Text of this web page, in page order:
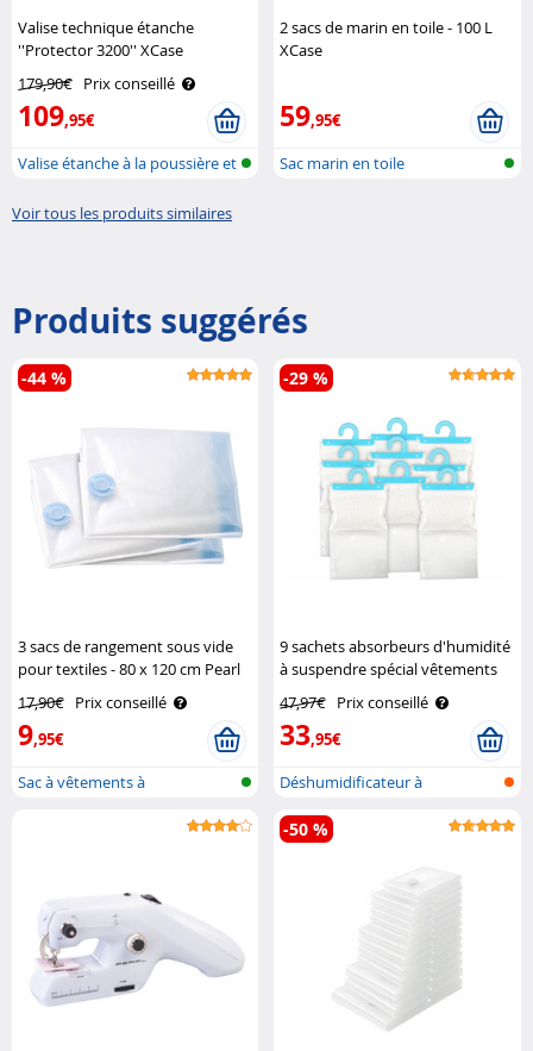
Valise technique étanche
''Protector 3200'' XCase
179,90€ Prix conseillé
109,95€
Valise étanche à la poussière et
2 sacs de marin en toile - 100 L
XCase
59,95€
Sac marin en toile
Voir tous les produits similaires
Produits suggérés
3 sacs de rangement sous vide
pour textiles - 80 x 120 cm Pearl
17,90€ Prix conseillé
9,95€
-44 %
Sac à vêtements à
9 sachets absorbeurs d'humidité
à suspendre spécial vêtements
Sichler Haushaltsgeräte
47,97€ Prix conseillé
33,95€
-29 %
Déshumidificateur à
suspendre
-50 %